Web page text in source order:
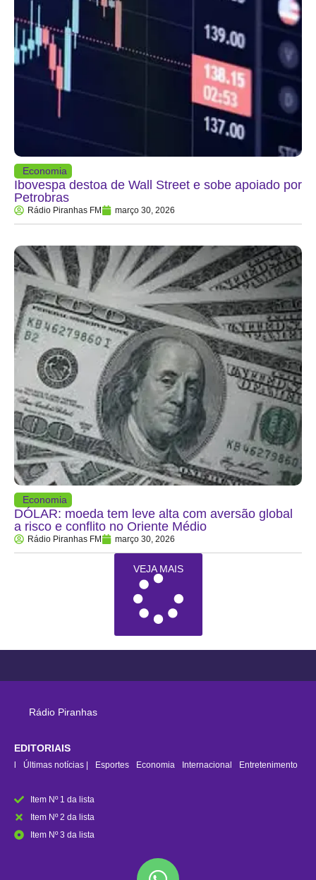
Economia
Ibovespa destoa de Wall Street e sobe apoiado por
Petrobras
Rádio Piranhas FM março 30, 2026
Economia
DÓLAR: moeda tem leve alta com aversão global
a risco e conflito no Oriente Médio
Rádio Piranhas FM março 30, 2026
VEJA MAIS
Rádio Piranhas
EDITORIAIS
Últimas notícias | Esportes Economia Internacional Entretenimento
Item Nº 1 da lista
Item Nº 2 da lista
Item Nº 3 da lista